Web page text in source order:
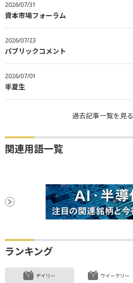
2026/07/31
資本市場フォーラム
2026/07/23
パブリックコメント
2026/07/01
半夏生
過去記事一覧を見る
関連用語一覧
ランキング
デイリー ウイークリー